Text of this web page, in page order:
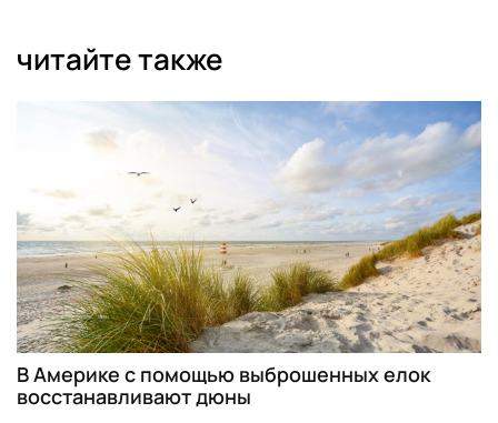
читайте также
В Америке с помощью выброшенных елок
восстанавливают дюны